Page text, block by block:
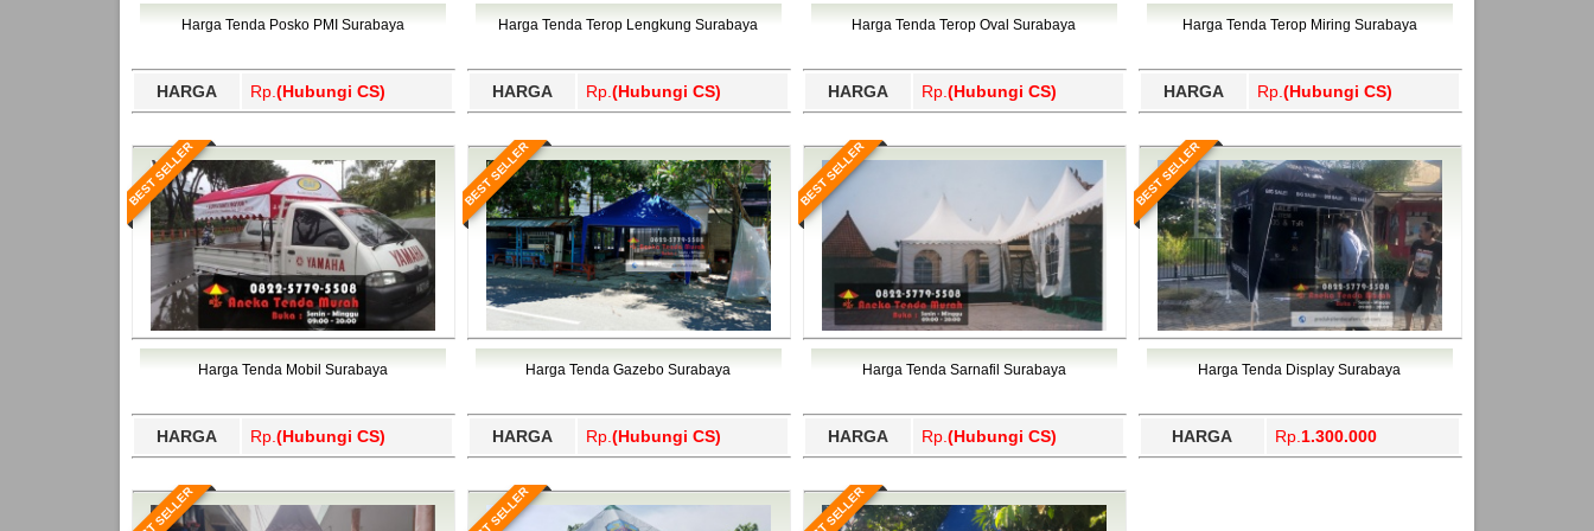
Bawang Barat, Tulangbawang, Tulungagung, Wajo, Wakatobi, Waropen, Way Kanan, Wonogiri, Wonosobo, Yahukimo, Yalimo, Yogyakarta.
Harga Tenda Posko PMI Surabaya
HARGA Rp. (Hubungi CS)
Harga Tenda Terop Lengkung Surabaya
HARGA Rp. (Hubungi CS)
Harga Tenda Terop Oval Surabaya
HARGA Rp. (Hubungi CS)
Harga Tenda Terop Miring Surabaya
HARGA Rp. (Hubungi CS)
BEST SELLER
Harga Tenda Mobil Surabaya
HARGA Rp. (Hubungi CS)
BEST SELLER
Harga Tenda Gazebo Surabaya
HARGA Rp. (Hubungi CS)
BEST SELLER
Harga Tenda Sarnafil Surabaya
HARGA Rp. (Hubungi CS)
BEST SELLER
Harga Tenda Display Surabaya
HARGA Rp. 1.300.000